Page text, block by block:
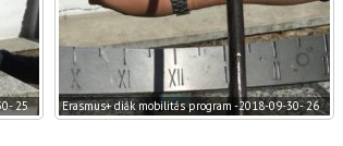
25 Erasmus+ diák mobilitás program -2018-09-30- 26